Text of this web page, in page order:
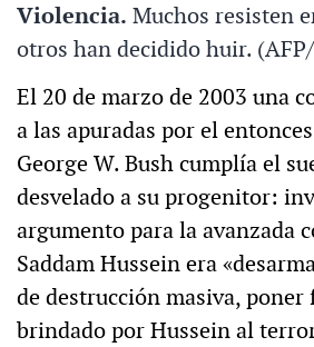
Violencia. Muchos resisten
otros han decidido huir.
El 20 de marzo de 2003 una
a las apuradas por el
George W. Bush cumplía el
desvelado a su progenitor:
argumento para la avanzada
Saddam Hussein era
de destrucción masiva, poner
brindado por Hussein al